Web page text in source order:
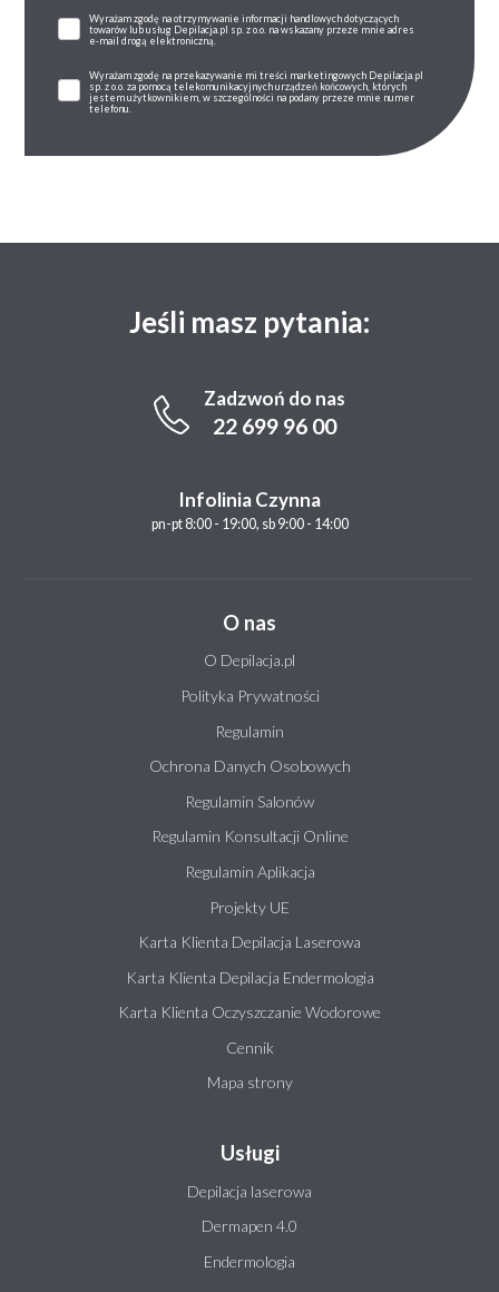
Wyrażam zgodę na otrzymywanie informacji handlowych dotyczących
towarów lub usług Depilacja.pl sp. z o.o. na wskazany przeze mnie adres
e-mail drogą elektroniczną.
Wyrażam zgodę na przekazywanie mi treści marketingowych Depilacja.pl
sp. z o.o. za pomocą telekomunikacyjnych urządzeń końcowych, których
jestem użytkownikiem, w szczególności na podany przeze mnie numer
telefonu.
Jeśli masz pytania:
Zadzwoń do nas
22 699 96 00
Infolinia Czynna
pn-pt 8:00 - 19:00, sb 9:00 - 14:00
O nas
O Depilacja.pl
Polityka Prywatności
Regulamin
Ochrona Danych Osobowych
Regulamin Salonów
Regulamin Konsultacji Online
Regulamin Aplikacja
Projekty UE
Karta Klienta Depilacja Laserowa
Karta Klienta Depilacja Endermologia
Karta Klienta Oczyszczanie Wodorowe
Cennik
Mapa strony
Usługi
Depilacja laserowa
Dermapen 4.0
Endermologia